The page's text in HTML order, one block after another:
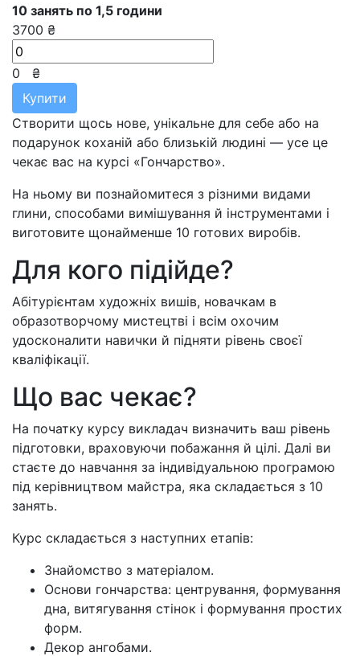
10 занять по 1,5 години
3700 ₴
0
₴
Купити
Створити щось нове, унікальне для себе або на
подарунок коханій або близькій людині — усе це
чекає вас на курсі «Гончарство».
На ньому ви познайомитеся з різними видами
глини, способами вимішування й інструментами і
виготовите щонайменше 10 готових виробів.
Для кого підійде?
Абітурієнтам художніх вишів, новачкам в
образотворчому мистецтві і всім охочим
удосконалити навички й підняти рівень своєї
кваліфікації.
Що вас чекає?
На початку курсу викладач визначить ваш рівень
підготовки, враховуючи побажання й цілі. Далі ви
стаєте до навчання за індивідуальною програмою
під керівництвом майстра, яка складається з 10
занять.
Курс складається з наступних етапів:
Знайомство з матеріалом.
Основи гончарства: центрування, формування
дна, витягування стінок і формування простих
форм.
Декор ангобами.